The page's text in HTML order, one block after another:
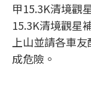
甲15.3K清境觀
15.3K清境觀星
上山並請各車
成危險。